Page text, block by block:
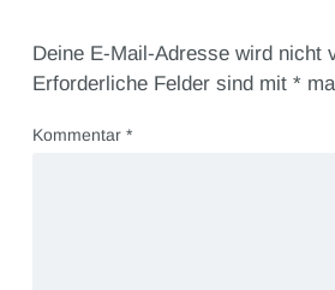
Deine E-Mail-Adresse wird nicht
Erforderliche Felder sind mit *
Kommentar *